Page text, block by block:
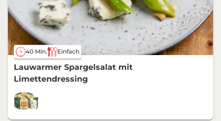
40 Min. Einfach
Lauwarmer Spargelsalat mit
Limettendressing